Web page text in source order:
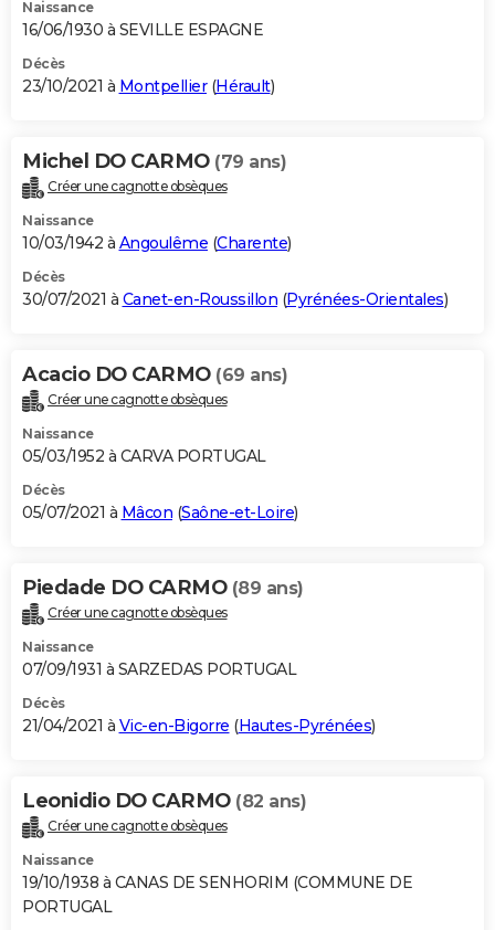
Naissance
16/06/1930 à SEVILLE ESPAGNE
Décès
23/10/2021 à Montpellier(Hérault)
Michel DO CARMO (79 ans)
Créer une cagnotte obsèques
Naissance
10/03/1942 à Angoulême (Charente)
Décès
30/07/2021 à Canet-en-Roussillon (Pyrénées-Orientales)
Acacio DO CARMO (69 ans)
Créer une cagnotte obsèques
Naissance
05/03/1952 à CARVA PORTUGAL
Décès
05/07/2021 à Mâcon (Saône-et-Loire)
Piedade DO CARMO (89 ans)
Créer une cagnotte obsèques
Naissance
07/09/1931 à SARZEDAS PORTUGAL
Décès
21/04/2021 à Vic-en-Bigorre (Hautes-Pyrénées)
Leonidio DO CARMO (82 ans)
Créer une cagnotte obsèques
Naissance
19/10/1938 à CANAS DE SENHORIM (COMMUNE DE
PORTUGAL